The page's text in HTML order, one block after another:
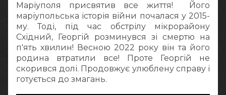
Маріуполя присвятив все життя! Його
маріупольська історія війни почалася у 2015-
му. Тоді, під час обстрілу мікрорайону
Східний, Георгій розминувся зі смертю на
п'ять хвилин! Весною 2022 року він та його
родина втратили все! Проте Георгій не
скорився долі. Продовжує улюблену справу і
готується до змагань.